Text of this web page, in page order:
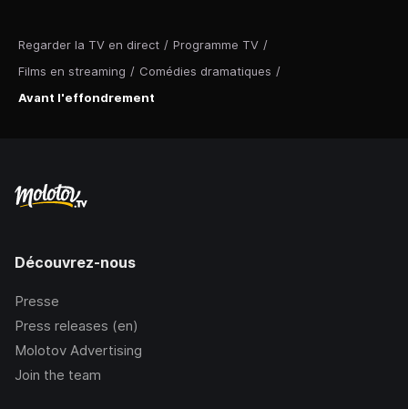
Regarder la TV en direct / Programme TV /
Films en streaming / Comédies dramatiques /
Avant l'effondrement
Découvrez-nous
Presse
Press releases (en)
Molotov Advertising
Join the team